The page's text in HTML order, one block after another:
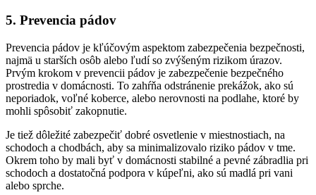
5. Prevencia pádov
Prevencia pádov je kľúčovým aspektom zabezpečenia bezpečnosti,
najmä u starších osôb alebo ľudí so zvýšeným rizikom úrazov.
Prvým krokom v prevencii pádov je zabezpečenie bezpečného
prostredia v domácnosti. To zahŕňa odstránenie prekážok, ako sú
neporiadok, voľné koberce, alebo nerovnosti na podlahe, ktoré by
mohli spôsobiť zakopnutie.
Je tiež dôležité zabezpečiť dobré osvetlenie v miestnostiach, na
schodoch a chodbách, aby sa minimalizovalo riziko pádov v tme.
Okrem toho by mali byť v domácnosti stabilné a pevné zábradlia pri
schodoch a dostatočná podpora v kúpeľni, ako sú madlá pri vani
alebo sprche.